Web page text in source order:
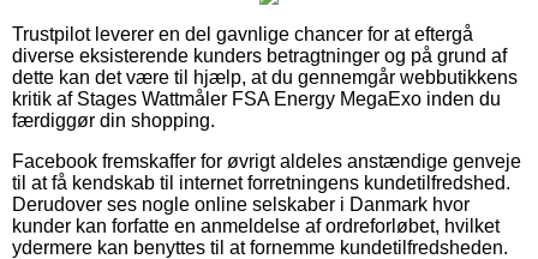
Trustpilot leverer en del gavnlige chancer for at eftergå
diverse eksisterende kunders betragtninger og på grund af
dette kan det være til hjælp, at du gennemgår webbutikkens
kritik af Stages Wattmåler FSA Energy MegaExo inden du
færdiggør din shopping.
Facebook fremskaffer for øvrigt aldeles anstændige genveje
til at få kendskab til internet forretningens kundetilfredshed.
Derudover ses nogle online selskaber i Danmark hvor
kunder kan forfatte en anmeldelse af ordreforløbet, hvilket
ydermere kan benyttes til at fornemme kundetilfredsheden.